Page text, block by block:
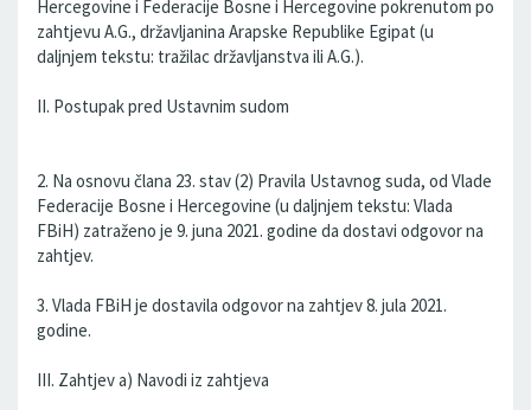
Hercegovine i Federacije Bosne i Hercegovine pokrenutom po
zahtjevu A.G., državljanina Arapske Republike Egipat (u
daljnjem tekstu: tražilac državljanstva ili A.G.).
II. Postupak pred Ustavnim sudom
2. Na osnovu člana 23. stav (2) Pravila Ustavnog suda, od Vlade
Federacije Bosne i Hercegovine (u daljnjem tekstu: Vlada
FBiH) zatraženo je 9. juna 2021. godine da dostavi odgovor na
zahtjev.
3. Vlada FBiH je dostavila odgovor na zahtjev 8. jula 2021.
godine.
III. Zahtjev a) Navodi iz zahtjeva